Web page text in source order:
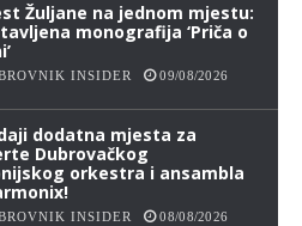
Žuljane na jednom mjestu:
monografija ‘Priča o
INSIDER 09/08/2026
dodatna mjesta za
Dubrovačkog
orkestra i ansambla
INSIDER 08/08/2026